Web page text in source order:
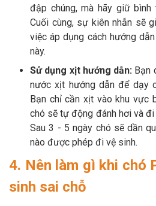
đập chúng, mà hãy giữ
Cuối cùng, sự kiên nhẫn sẽ
việc áp dụng cách hướng
này.
Sử dụng xịt hướng dẫn: Bạn
nước xịt hướng dẫn để dạy
Bạn chỉ cần xịt vào khu vực
chó sẽ tự động đánh hơi và
Sau 3 - 5 ngày chó sẽ dần
nào được phép đi vệ sinh.
4. Nên làm gì khi chó
sinh sai chỗ